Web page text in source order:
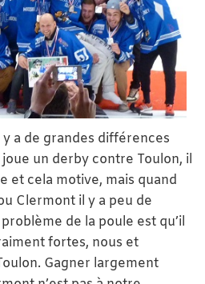
a de grandes différences
un derby contre Toulon, il
et cela motive, mais quand
Clermont il y a peu de
de la poule est qu’il
fortes, nous et
Gagner largement